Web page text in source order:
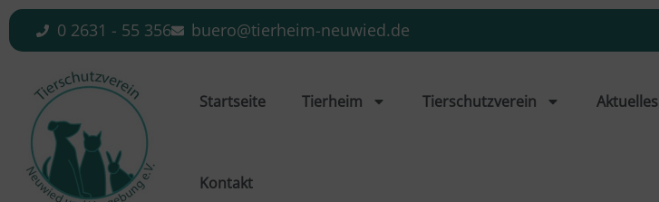
0 2631 - 55 356 buero@tierheim-neuwied.de
Startseite Tierheim Tierschutzverein Aktuelles
Kontakt